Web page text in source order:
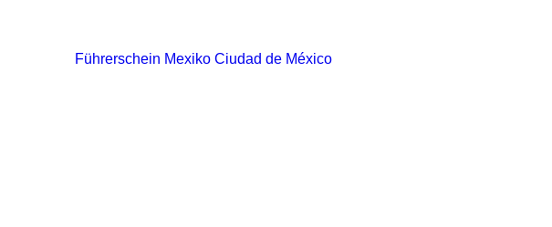
Führerschein Mexiko Ciudad de México